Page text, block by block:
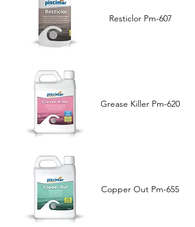
Resticlor Pm-607
Grease Killer Pm-620
Copper Out Pm-655